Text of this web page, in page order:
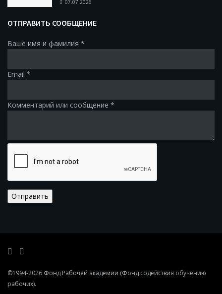
07.07.2026
ОТПРАВИТЬ СООБЩЕНИЕ
Ваше имя и фамилия *
Email *
Комментарий или сообщение *
Отправить
©1994-2026 Фонд Рабочей академии (Фонд содействия обучению
рабочих).